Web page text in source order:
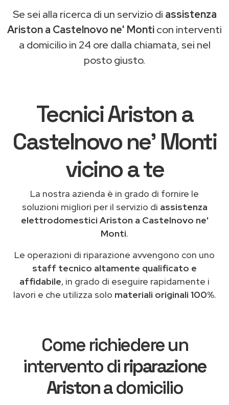
Se sei alla ricerca di un servizio di assistenza
Ariston a Castelnovo ne' Monticon interventi
a domicilio in 24 ore dalla chiamata, sei nel
posto giusto.
Tecnici Ariston a
Castelnovo ne' Monti
vicino a te
La nostra azienda è in grado di fornire le
soluzioni migliori per il servizio di assistenza
elettrodomestici Ariston a Castelnovo ne'
Monti.
Le operazioni di riparazione avvengono con uno
staff tecnico altamente qualificato e
affidabile, in grado di eseguire rapidamente i
lavori e che utilizza solo materiali originali 100%.
Come richiedere un
intervento diriparazione
Aristona domicilio